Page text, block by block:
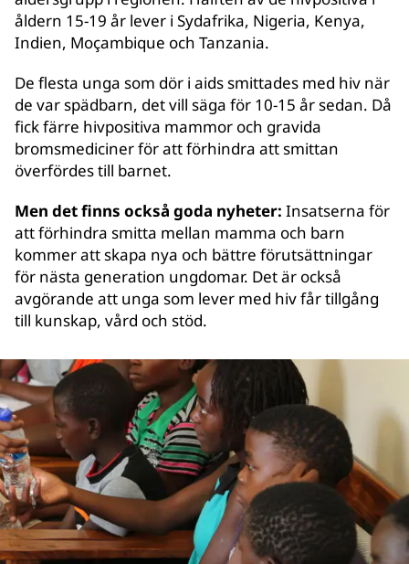
åldern 15-19 år lever i Sydafrika, Nigeria, Kenya,
Indien, Moçambique och Tanzania.
De flesta unga som dör i aids smittades med hiv när
de var spädbarn, det vill säga för 10-15 år sedan. Då
fick färre hivpositiva mammor och gravida
bromsmediciner för att förhindra att smittan
överfördes till barnet.
Men det finns också goda nyheter: Insatserna för
att förhindra smitta mellan mamma och barn
kommer att skapa nya och bättre förutsättningar
för nästa generation ungdomar. Det är också
avgörande att unga som lever med hiv får tillgång
till kunskap, vård och stöd.